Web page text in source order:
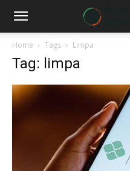
Home Tags Limpa
Tag: limpa